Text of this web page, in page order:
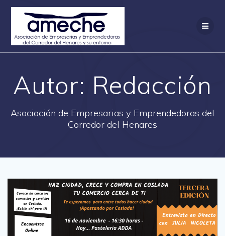
Saltar
Autor: Redacción
Asociación de Empresarias y Emprendedoras del
Corredor del Henares